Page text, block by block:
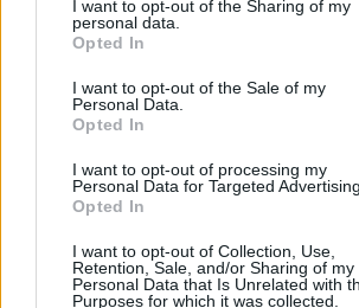
not limited to your visit or usage behaviour.
grant or deny consent to Google and its
use your data for below specified purposes
consent section.
I want to opt-out of the Sharing of my
personal data.
Opted In
I want to opt-out of the Sale of my
Personal Data.
Opted In
I want to opt-out of processing my
Personal Data for Targeted Advertising.
Opted In
I want to opt-out of Collection, Use,
Retention, Sale, and/or Sharing of my
Personal Data that Is Unrelated with
Purposes for which it was collected.
Φόρος τιμής στους πεσόντες κατά
εισβολή στην Κύπρο το 1974
Ο Δήμος Αθηναίων θα προχωρήσει
μνημείου πεσόντων και
ελάχιστο φόρο τιμής - «Ο Αττίλας
σελίδα της ιστορίας, μια σελίδα
κατεχόμενα» τόνισε ο πρόεδρος
Συμβουλίου, Ελευθέριος Σκιαδάς